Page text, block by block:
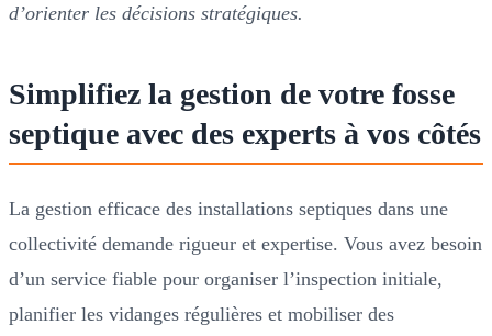
d’orienter les décisions stratégiques.
Simplifiez la gestion de votre fosse
septique avec des experts à vos côtés
La gestion efficace des installations septiques dans une
collectivité demande rigueur et expertise. Vous avez besoin
d’un service fiable pour organiser l’inspection initiale,
planifier les vidanges régulières et mobiliser des